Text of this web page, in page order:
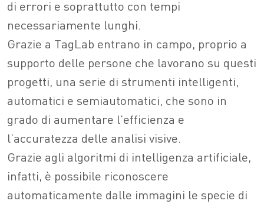
di errori e soprattutto con tempi
necessariamente lunghi.
Grazie a TagLab entrano in campo, proprio a
supporto delle persone che lavorano su questi
progetti, una serie di strumenti intelligenti,
automatici e semiautomatici, che sono in
grado di aumentare l’efficienza e
l’accuratezza delle analisi visive.
Grazie agli algoritmi di intelligenza artificiale,
infatti, è possibile riconoscere
automaticamente dalle immagini le specie di